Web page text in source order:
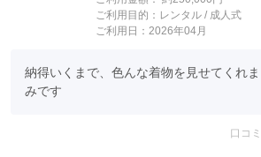
ご利用目的： レンタル / 成人式
ご利用日：2026年04月
納得いくまで、色んな着物を見せてくれ
みです
口コ